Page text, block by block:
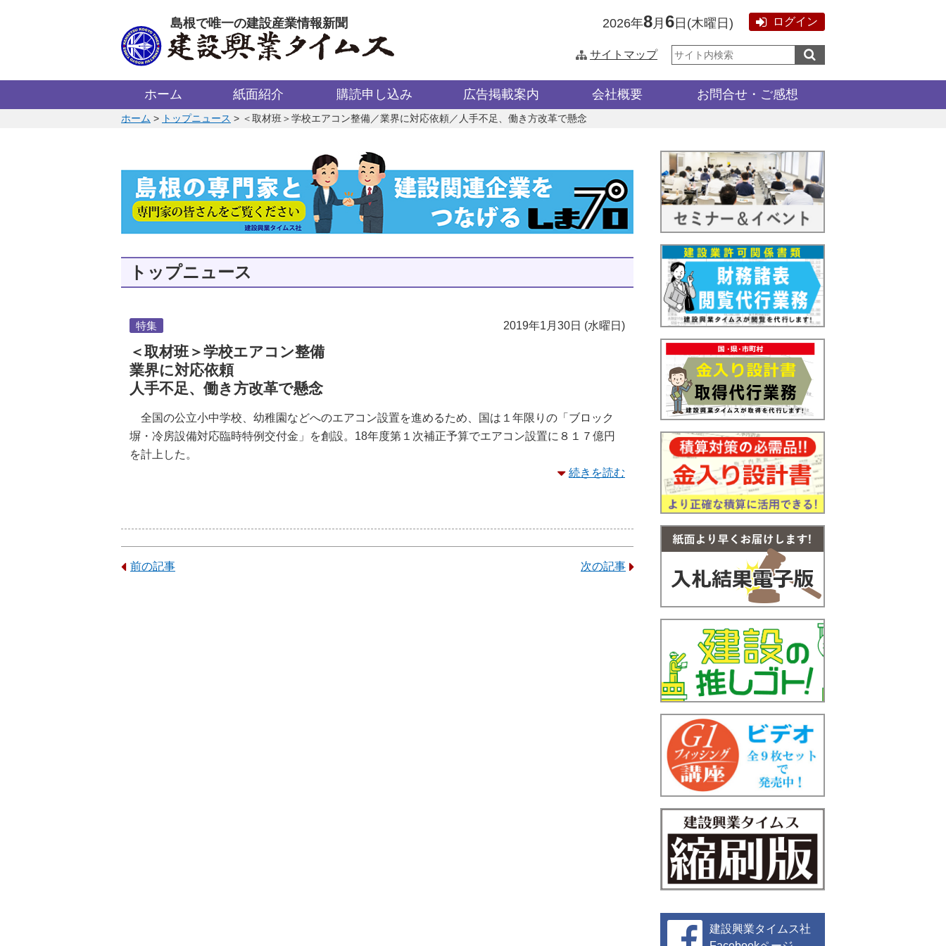
島根で唯一の建設産業情報新聞 2026年8月 6 日 (木曜日 ) ログイン
サイトマップ
サ
イ
内
ホーム 紙面紹介 購読申し込み 広告掲載案内 会社概要 お問合せ・ご感想
このページの位置:
ホーム > トップニュース > ＜取材班＞学校エアコン整備／業界に対応依頼／人手不足、働き方改革で懸念
トップニュース
2019年1月30日 (水曜日)
特集
＜取材班＞学校エアコン整備
業界に対応依頼
人手不足、働き方改革で懸念
全国の公立小中学校、幼稚園などへのエアコン設置を進めるため、国は１年限りの「ブロック
塀・冷房設備対応臨時特例交付金」を創設。18年度第１次補正予算でエアコン設置に８１７億円
を計上した。
続きを読む
前の記事 次の記事
建設興業タイムス社